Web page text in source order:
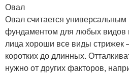
Овал
Овал считается
фундаментом для любых видов
лица хороши все виды стрижек
коротких до длинных.
нужно от других факторов,